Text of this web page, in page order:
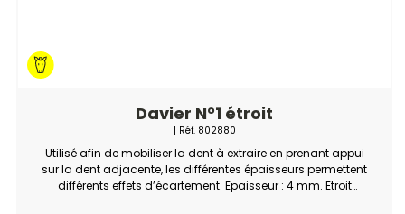
Davier N°1 étroit
| Réf. 802880
Utilisé afin de mobiliser la dent à extraire en prenant appui
sur la dent adjacente, les différentes épaisseurs permettent
différents effets d’écartement. Epaisseur : 4 mm. Etroit